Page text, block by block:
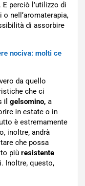
perciò l’utilizzo di
nell’aromaterapia,
di assorbire
nociva: molti ce
da quello
che ci
il gelsomino, a
in estate o in
è estremamente
inoltre, andrà
che possa
più resistente
Inoltre, questo,